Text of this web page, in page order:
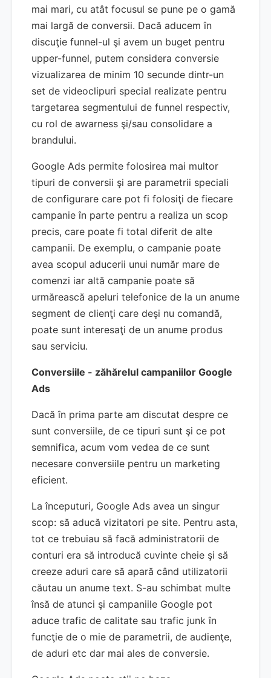
mai mari, cu atât focusul se pune pe o gamă
mai largă de conversii. Dacă aducem în
discuţie funnel-ul şi avem un buget pentru
upper-funnel, putem considera conversie
vizualizarea de minim 10 secunde dintr-un
set de videoclipuri special realizate pentru
targetarea segmentului de funnel respectiv,
cu rol de awarness şi/sau consolidare a
brandului.
Google Ads permite folosirea mai multor
tipuri de conversii şi are parametrii speciali
de configurare care pot fi folosiţi de fiecare
campanie în parte pentru a realiza un scop
precis, care poate fi total diferit de alte
campanii. De exemplu, o campanie poate
avea scopul aducerii unui număr mare de
comenzi iar altă campanie poate să
urmărească apeluri telefonice de la un anume
segment de clienţi care deşi nu comandă,
poate sunt interesaţi de un anume produs
sau serviciu.
Conversiile - zăhărelul campaniilor Google
Ads
Dacă în prima parte am discutat despre ce
sunt conversiile, de ce tipuri sunt şi ce pot
semnifica, acum vom vedea de ce sunt
necesare conversiile pentru un marketing
eficient.
La începuturi, Google Ads avea un singur
scop: să aducă vizitatori pe site. Pentru asta,
tot ce trebuiau să facă administratorii de
conturi era să introducă cuvinte cheie şi să
creeze aduri care să apară când utilizatorii
căutau un anume text. S-au schimbat multe
însă de atunci şi campaniile Google pot
aduce trafic de calitate sau trafic junk în
funcţie de o mie de parametrii, de audienţe,
de aduri etc dar mai ales de conversie.